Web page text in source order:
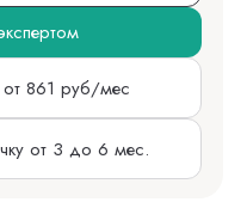
от 861 руб/мес
от 3 до 6 мес.